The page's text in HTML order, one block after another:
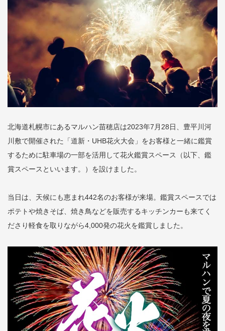
北海道札幌市にあるマルハン苗穂店は2023年7月28日、豊平川河
川敷で開催された「道新・UHB花火大会」をお客様と一緒に鑑賞
するために駐車場の一部を活用して花火鑑賞スペース（以下、鑑
賞スペースといいます。）を設けました。
当日は、天候にも恵まれ442名のお客様が来場。鑑賞スペースでは
ポテトや焼きそば、焼き鳥などを販売するキッチンカーも来てく
ださり軽食を取りながら4,000発の花火を鑑賞しました。